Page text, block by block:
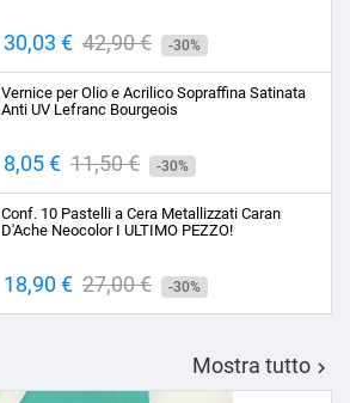
Prezzo
30,03 € Prezzo
base
42,90 € -30%
Vernice per Olio e Acrilico Sopraffina Satinata
Anti UV Lefranc Bourgeois
Prezzo
8,05 € Prezzo
base
11,50 € -30%
Conf. 10 Pastelli a Cera Metallizzati Caran
D'Ache Neocolor I ULTIMO PEZZO!
Prezzo
18,90 € Prezzo
base
27,00 € -30%
Mostra tutto 